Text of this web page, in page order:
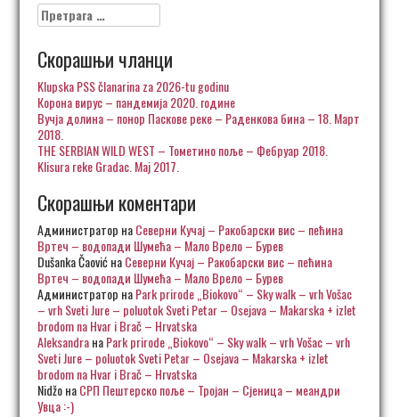
Претрага
за:
Скорашњи чланци
Klupska PSS članarina za 2026-tu godinu
Корона вирус – пандемија 2020. године
Вучја долина – понор Паскове реке – Раденкова бина – 18. Март
2018.
THE SERBIAN WILD WEST – Тометино поље – Фебруар 2018.
Klisura reke Gradac. Maj 2017.
Скорашњи коментари
Администратор наСеверни Кучај – Ракобарски вис – пећина
Вртеч – водопади Шумећа – Мало Врело – Бурев
Dušanka ČaovićнаСеверни Кучај – Ракобарски вис – пећина
Вртеч – водопади Шумећа – Мало Врело – Бурев
Администратор наPark prirode „Biokovo“ – Sky walk – vrh Vošac
– vrh Sveti Jure – poluotok Sveti Petar – Osejava – Makarska + izlet
brodom na Hvar i Brač – Hrvatska
AleksandraнаPark prirode „Biokovo“ – Sky walk – vrh Vošac – vrh
Sveti Jure – poluotok Sveti Petar – Osejava – Makarska + izlet
brodom na Hvar i Brač – Hrvatska
NidžoнаСРП Пештерско поље – Тројан – Сјеница – меандри
Увца :-)